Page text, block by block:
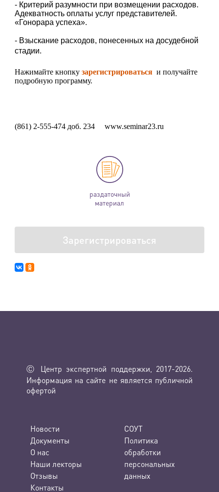
- Критерий разумности при возмещении расходов.
Адекватность оплаты услуг представителей.
«Гонорара успеха».
- Взыскание расходов, понесенных на досудебной
стадии.
Нажимайте кнопку зарегистрироваться и получайте
подробную программу.
(861) 2-555-474 доб. 234 www.seminar23.ru
раздаточный
материал
Зарегистрироваться
Ⓒ Центр экспертной поддержки, 2017-2026.
Информация на сайте не является публичной
офертой
Новости
Документы
О нас
Наши лекторы
Отзывы
Контакты
СОУТ
Политика
обработки
персональных
данных